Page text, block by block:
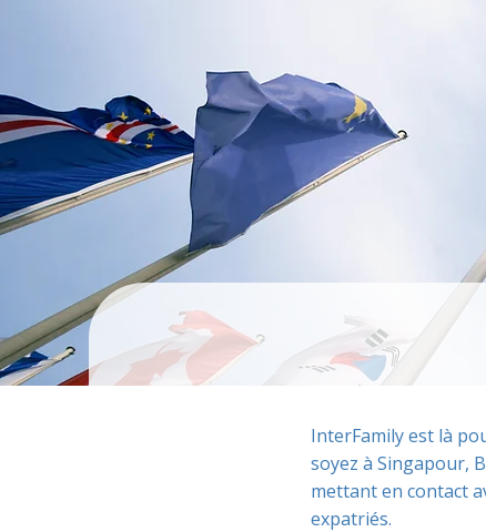
InterFamily est là
soyez à Singapour,
mettant en contact
expatriés.